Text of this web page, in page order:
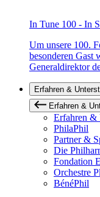
In Tune 100 - In
Um unsere 100.
besonderen Gast
Generaldirektor
Erfahren &
Erfahren &
Erfahren &
PhilaPhil
Partner &
Die
Fondation
Orchestre
BénéPhil